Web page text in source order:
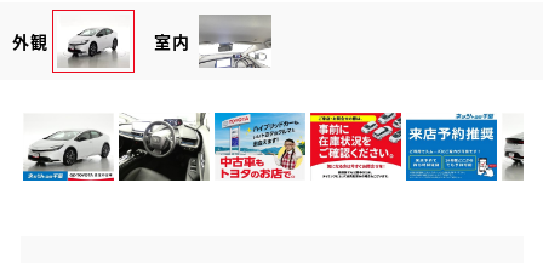
外観 室内